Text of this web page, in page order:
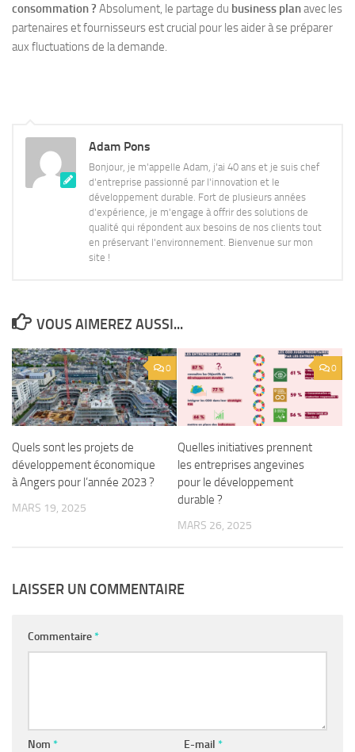
consommation ? Absolument, le partage du business planavec les
partenaires et fournisseurs est crucial pour les aider à se préparer
aux fluctuations de la demande.
Adam Pons
Bonjour, je m'appelle Adam, j'ai 40 ans et je suis chef
d'entreprise passionné par l'innovation et le
développement durable. Fort de plusieurs années
d'expérience, je m'engage à offrir des solutions de
qualité qui répondent aux besoins de nos clients tout
en préservant l'environnement. Bienvenue sur mon
site !
VOUS AIMEREZ AUSSI...
0
Quels sont les projets de
développement économique
à Angers pour l’année 2023 ?
MARS 19, 2025
0
Quelles initiatives prennent
les entreprises angevines
pour le développement
durable ?
MARS 26, 2025
LAISSER UN COMMENTAIRE
Commentaire*
Nom * E-mail *